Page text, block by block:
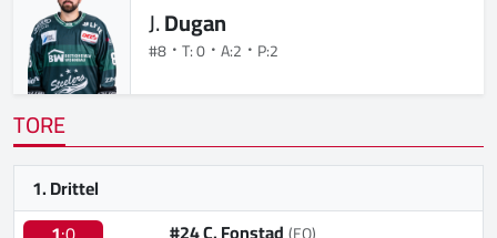
J.Dugan
#8 T: 0 A:2 P:2
TORE
1. Drittel